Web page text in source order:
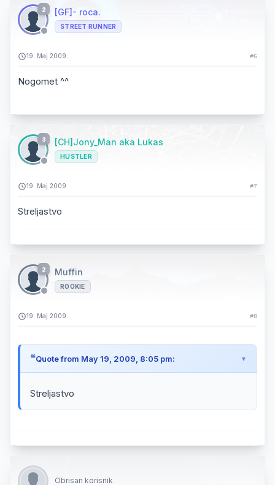
2 [GF]- roca.
STREET RUNNER
19. Maj 2009. #6
Nogomet ^^
3 [CH]Jony_Man aka Lukas
HUSTLER
19. Maj 2009. #7
Streljastvo
2 Muffin
ROOKIE
19. Maj 2009. #8
Quote from May 19, 2009, 8:05 pm:
Streljastvo
Obrisan korisnik